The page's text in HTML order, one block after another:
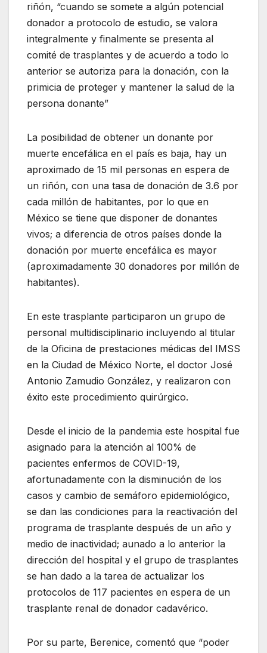
riñón, “cuando se somete a algún potencial
donador a protocolo de estudio, se valora
integralmente y finalmente se presenta al
comité de trasplantes y de acuerdo a todo lo
anterior se autoriza para la donación, con la
primicia de proteger y mantener la salud de la
persona donante”
La posibilidad de obtener un donante por
muerte encefálica en el país es baja, hay un
aproximado de 15 mil personas en espera de
un riñón, con una tasa de donación de 3.6 por
cada millón de habitantes, por lo que en
México se tiene que disponer de donantes
vivos; a diferencia de otros países donde la
donación por muerte encefálica es mayor
(aproximadamente 30 donadores por millón de
habitantes).
En este trasplante participaron un grupo de
personal multidisciplinario incluyendo al titular
de la Oficina de prestaciones médicas del IMSS
en la Ciudad de México Norte, el doctor José
Antonio Zamudio González, y realizaron con
éxito este procedimiento quirúrgico.
Desde el inicio de la pandemia este hospital fue
asignado para la atención al 100% de
pacientes enfermos de COVID-19,
afortunadamente con la disminución de los
casos y cambio de semáforo epidemiológico,
se dan las condiciones para la reactivación del
programa de trasplante después de un año y
medio de inactividad; aunado a lo anterior la
dirección del hospital y el grupo de trasplantes
se han dado a la tarea de actualizar los
protocolos de 117 pacientes en espera de un
trasplante renal de donador cadavérico.
Por su parte, Berenice, comentó que “poder